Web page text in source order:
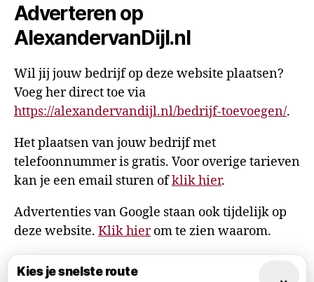
Adverteren op
AlexandervanDijl.nl
Wil jij jouw bedrijf op deze website plaatsen?
Voeg her direct toe via
https://alexandervandijl.nl/bedrijf-toevoegen/.
Het plaatsen van jouw bedrijf met
telefoonnummer is gratis. Voor overige tarieven
kan je een email sturen ofklik hier.
Advertenties van Google staan ook tijdelijk op
deze website. Klik hierom te zien waarom.
Kies je snelste route